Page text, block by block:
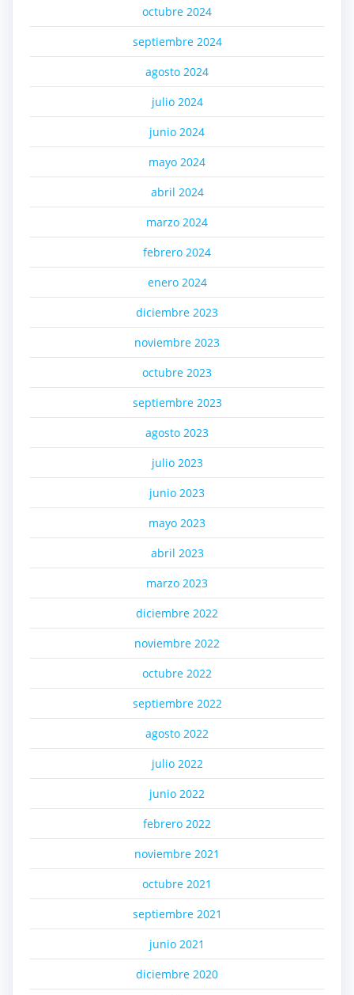
octubre 2024
septiembre 2024
agosto 2024
julio 2024
junio 2024
mayo 2024
abril 2024
marzo 2024
febrero 2024
enero 2024
diciembre 2023
noviembre 2023
octubre 2023
septiembre 2023
agosto 2023
julio 2023
junio 2023
mayo 2023
abril 2023
marzo 2023
diciembre 2022
noviembre 2022
octubre 2022
septiembre 2022
agosto 2022
julio 2022
junio 2022
febrero 2022
noviembre 2021
octubre 2021
septiembre 2021
junio 2021
diciembre 2020